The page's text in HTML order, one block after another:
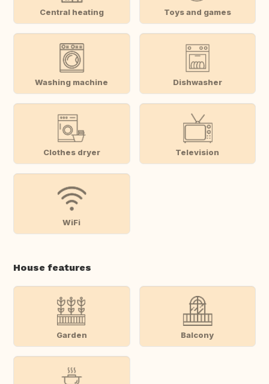
Central heating Toys and games
Washing machine Dishwasher
Clothes dryer Television
WiFi
House features
Garden Balcony